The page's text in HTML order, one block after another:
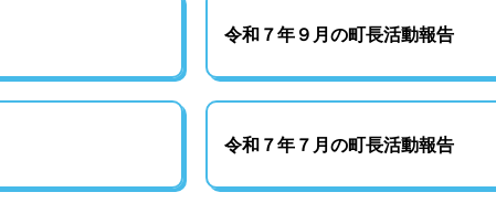
令和７年９月の町長活動報告
令和７年７月の町長活動報告